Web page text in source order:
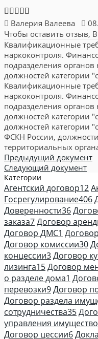
Валерия Валеева
Чтобы оставить отзыв,
Квалификационные
наркоконтроля.
подразделения
должностей категории
Квалификационные
наркоконтроля.
подразделения
должностей категории
должностей категории
ФСКН России,
территориальных
Предыдущий документ
Следующий документ
Категории
Агентский договор12
Госрегулирование406
Доверенности36
заказа7Договор
Договор ДМС1
Договор комиссии30
концессии3Договор
лизинга15Договор
о разделе дома1
перевозки9Договор
Договор раздела
сотрудничества35
управления
Договор цессии6